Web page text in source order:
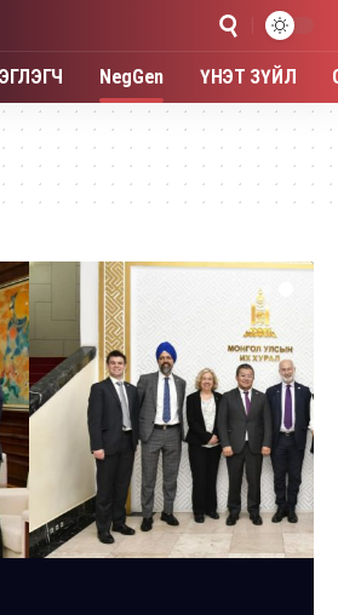
NegGen ҮНЭТ ЗҮЙЛ
парламентын хамтын